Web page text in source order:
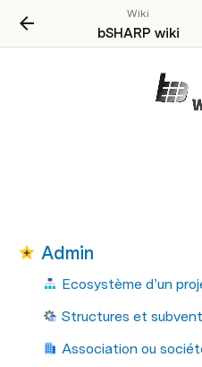
Wiki
bSHARP wiki
Admin
Ecosystème d’un
Structures et
Association ou